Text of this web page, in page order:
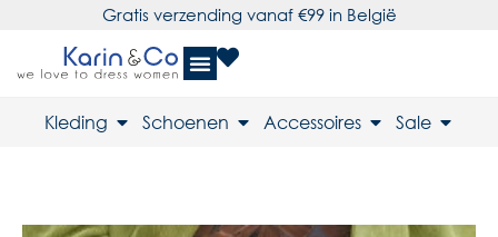
Gratis verzending vanaf €99 in België
Kleding Schoenen Accessoires Sale